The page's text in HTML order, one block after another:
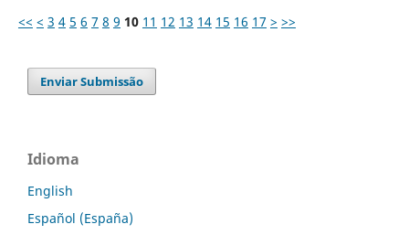
<< < 3 4 5 6 7 8 9 10 11 12 13 14 15 16 17 > >>
Enviar Submissão
Idioma
English
Español (España)